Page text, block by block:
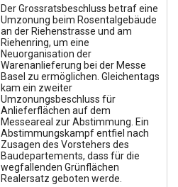
Der Grossratsbeschluss betraf eine
Umzonung beim Rosentalgebäude
an der Riehenstrasse und am
Riehenring, um eine
Neuorganisation der
Warenanlieferung bei der Messe
Basel zu ermöglichen. Gleichentags
kam ein zweiter
Umzonungsbeschluss für
Anlieferflächen auf dem
Messeareal zur Abstimmung. Ein
Abstimmungskampf entfiel nach
Zusagen des Vorstehers des
Baudepartements, dass für die
wegfallenden Grünflächen
Realersatz geboten werde.